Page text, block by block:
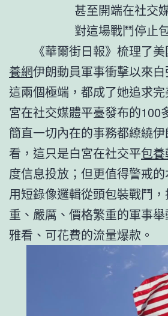
甚至開端在社交
對這場戰鬥停止
《華爾街日報》梳理了
養網伊朗動員軍事衝擊以來
這兩個極端，都成了她追求完
宮在社交媒體平臺發布的100
簡直一切內在的事務都繚繞
看，這只是白宮在社交平包
度信息投放；但更值得警戒
用短錄像邏輯從頭包裝戰鬥
重、嚴厲、價格繁重的軍事舉
雅看、可花費的流量爆款。